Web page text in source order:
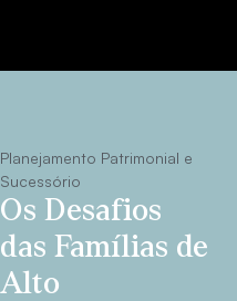
Planejamento Patrimonial e
Sucessório
Os Desafios
das Famílias de
Alto